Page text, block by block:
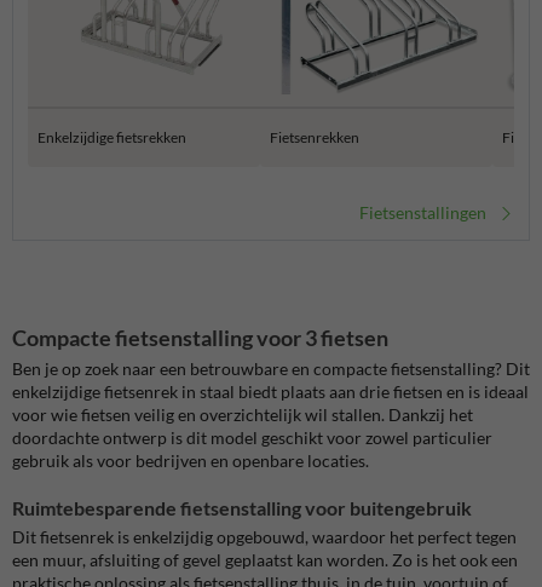
Enkelzijdige fietsrekken Fietsenrekken
Fietsenstallingen
Compacte fietsenstalling voor 3 fietsen
Ben je op zoek naar een betrouwbare en compacte fietsenstalling? Dit
enkelzijdige fietsenrek in staal biedt plaats aan drie fietsen en is ideaal
voor wie fietsen veilig en overzichtelijk wil stallen. Dankzij het
doordachte ontwerp is dit model geschikt voor zowel particulier
gebruik als voor bedrijven en openbare locaties.
Ruimtebesparende fietsenstalling voor buitengebruik
Dit fietsenrek is enkelzijdig opgebouwd, waardoor het perfect tegen
een muur, afsluiting of gevel geplaatst kan worden. Zo is het ook een
praktische oplossing als fietsenstalling thuis, in de tuin, voortuin of